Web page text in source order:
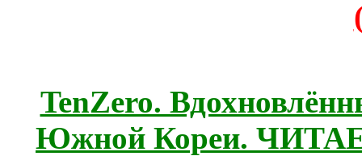
TenZero.
Южной Кореи.